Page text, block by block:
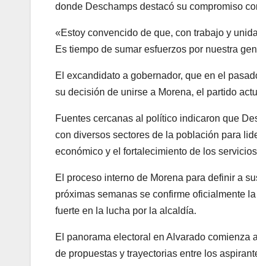
donde Deschamps destacó su compromiso
«Estoy convencido de que, con trabajo y
Es tiempo de sumar esfuerzos por nuestra
El excandidato a gobernador, que en el
su decisión de unirse a Morena, el partido
Fuentes cercanas al político indicaron que
con diversos sectores de la población para
económico y el fortalecimiento de los
El proceso interno de Morena para definir a
próximas semanas se confirme oficialmente
fuerte en la lucha por la alcaldía.
El panorama electoral en Alvarado comienza
de propuestas y trayectorias entre los